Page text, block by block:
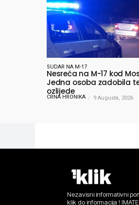
SUDAR NA M-17
Nesreća na M-17 kod
Jedna osoba zadobila
ozlijede
CRNA HRONIKA 9 Augusta, 2026
Nezavisni informativni
klik do informacija !